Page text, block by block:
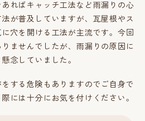
ればキャッチ工法など雨漏りの心
が普及していますが、瓦屋根やス
穴を開ける工法が主流です。今回
ませんでしたが、雨漏りの原因に
念していました。
する危険もありますのでご自身で
には十分にお気を付けください。